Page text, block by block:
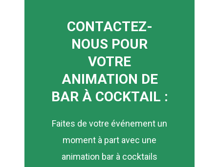
CONTACTEZ-
NOUS POUR
VOTRE
ANIMATION DE
BAR À COCKTAIL :
Faites de votre événement un
moment à part avec une
animation bar à cocktails